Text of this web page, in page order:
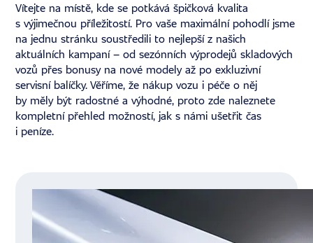
Vítejte na místě, kde se potkává špičková kvalita
s výjimečnou příležitostí. Pro vaše maximální pohodlí jsme
na jednu stránku soustředili to nejlepší z našich
aktuálních kampaní – od sezónních výprodejů skladových
vozů přes bonusy na nové modely až po exkluzivní
servisní balíčky. Věříme, že nákup vozu i péče o něj
by měly být radostné a výhodné, proto zde naleznete
kompletní přehled možností, jak s námi ušetřit čas
i peníze.